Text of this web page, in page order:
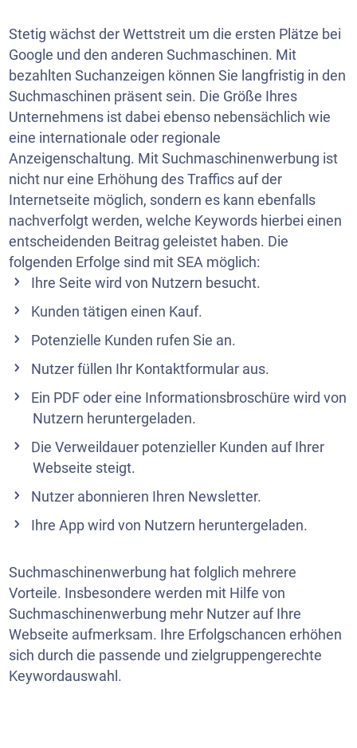
Stetig wächst der Wettstreit um die ersten Plätze bei
Google und den anderen Suchmaschinen. Mit
bezahlten Suchanzeigen können Sie langfristig in den
Suchmaschinen präsent sein. Die Größe Ihres
Unternehmens ist dabei ebenso nebensächlich wie
eine internationale oder regionale
Anzeigenschaltung. Mit Suchmaschinenwerbung ist
nicht nur eine Erhöhung des Traffics auf der
Internetseite möglich, sondern es kann ebenfalls
nachverfolgt werden, welche Keywords hierbei einen
entscheidenden Beitrag geleistet haben. Die
folgenden Erfolge sind mit SEA möglich:
Ihre Seite wird von Nutzern besucht.
Kunden tätigen einen Kauf.
Potenzielle Kunden rufen Sie an.
Nutzer füllen Ihr Kontaktformular aus.
Ein PDF oder eine Informationsbroschüre wird von
Nutzern heruntergeladen.
Die Verweildauer potenzieller Kunden auf Ihrer
Webseite steigt.
Nutzer abonnieren Ihren Newsletter.
Ihre App wird von Nutzern heruntergeladen.
Suchmaschinenwerbung hat folglich mehrere
Vorteile. Insbesondere werden mit Hilfe von
Suchmaschinenwerbung mehr Nutzer auf Ihre
Webseite aufmerksam. Ihre Erfolgschancen erhöhen
sich durch die passende und zielgruppengerechte
Keywordauswahl.